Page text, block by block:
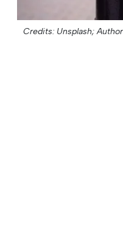
Credits: Unsplash;